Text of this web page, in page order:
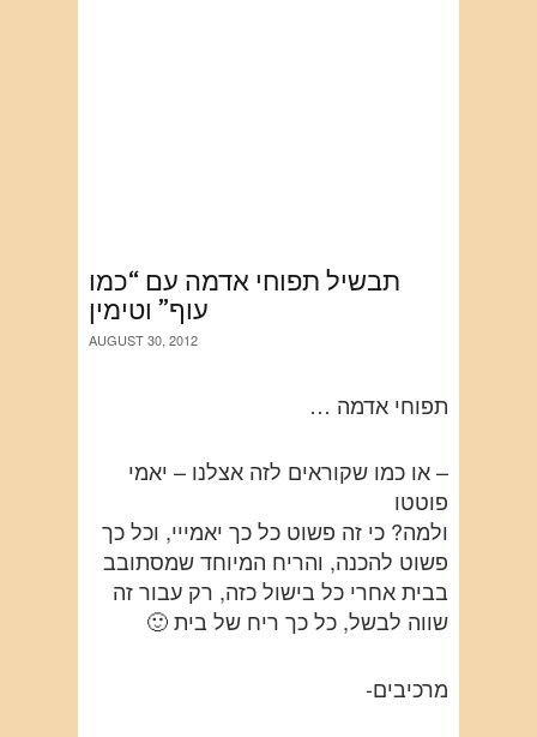
תבשיל תפוחי אדמה עם “כמו
עוף” וטימין
AUGUST 30, 2012
תפוחי אדמה …
– או כמו שקוראים לזה אצלנו – יאמי
פוטטו
ולמה? כי זה פשוט כל כך יאמייי, וכל כך
פשוט להכנה, והריח המיוחד שמסתובב
בבית אחרי כל בישול כזה, רק עבור זה
שווה לבשל, כל כך ריח של בית 🙂
מרכיבים-